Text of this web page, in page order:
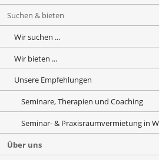
Suchen & bieten
Wir suchen ...
Wir bieten ...
Unsere Empfehlungen
Seminare, Therapien und Coaching
Seminar- & Praxisraumvermietung in
Über uns